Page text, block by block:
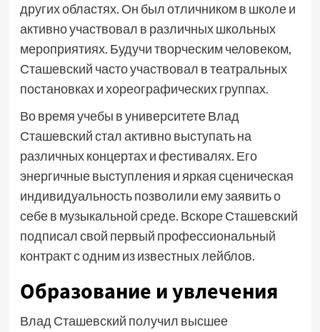
других областях. Он был отличником в школе и
активно участвовал в различных школьных
мероприятиях. Будучи творческим человеком,
Сташевский часто участвовал в театральных
постановках и хореографических группах.
Во время учебы в университете Влад
Сташевский стал активно выступать на
различных концертах и фестивалях. Его
энергичные выступления и яркая сценическая
индивидуальность позволили ему заявить о
себе в музыкальной среде. Вскоре Сташевский
подписал свой первый профессиональный
контракт с одним из известных лейблов.
Образование и увлечения
Влад Сташевский получил высшее